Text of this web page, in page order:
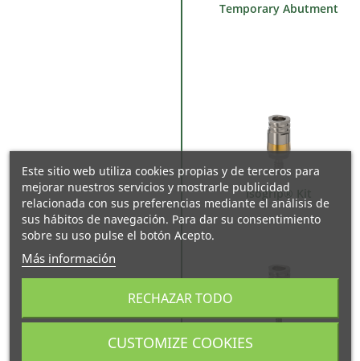
Temporary Abutment
Isogrip® Kit
Este sitio web utiliza cookies propias y de terceros para
mejorar nuestros servicios y mostrarle publicidad
relacionada con sus preferencias mediante el análisis de
sus hábitos de navegación. Para dar su consentimiento
sobre su uso pulse el botón Acepto.
Más información
RECHAZAR TODO
CUSTOMIZE COOKIES